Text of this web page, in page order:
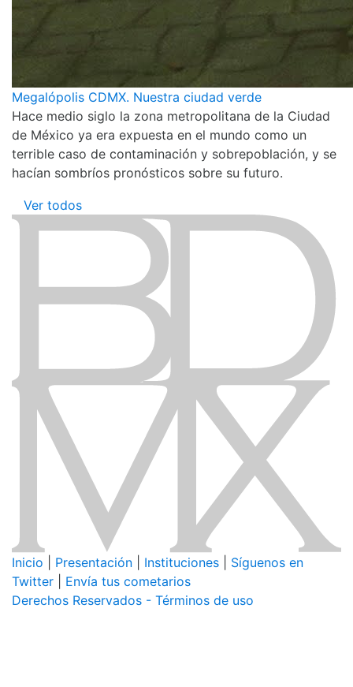
Megalópolis CDMX. Nuestra ciudad verde
Hace medio siglo la zona metropolitana de la Ciudad
de México ya era expuesta en el mundo como un
terrible caso de contaminación y sobrepoblación, y se
hacían sombríos pronósticos sobre su futuro.
Ver todos
Inicio Presentación Instituciones
Síguenos en
Twitter
Envía tus cometarios
Derechos Reservados - Términos de uso